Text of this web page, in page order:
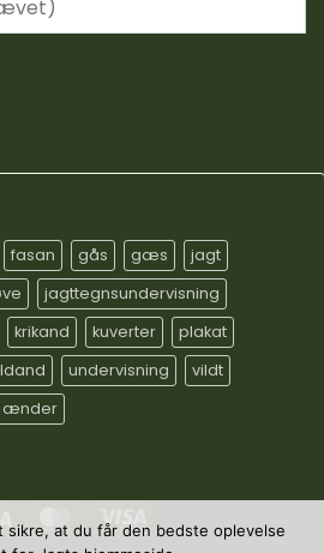
fasan gås gæs
jagt
jagttegnsundervisning
krikand kuverter
plakat
undervisning
vildt
ænder
MasterCard
Electron
sikre, at du får den bedste oplevelse